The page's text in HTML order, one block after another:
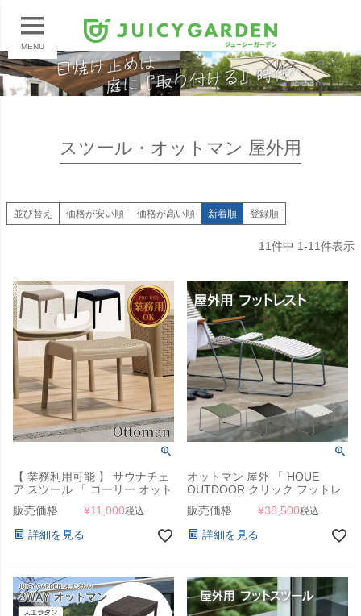
MENU
スツール・オットマン 屋外用
並び替え 価格が安い順 価格が高い順 新着順 登録順
11件中 1-11件表示
【 業務利用可能 】 サウナチェ
ア スツール 「 コーリー オット
マン 9613（CORY Ottoman）
」 業務用
販売価格 ¥11,000税込
詳細を見る
オットマン 屋外 「 HOUE
OUTDOOR クリック フットレ
スト 」
販売価格 ¥38,500税込
詳細を見る